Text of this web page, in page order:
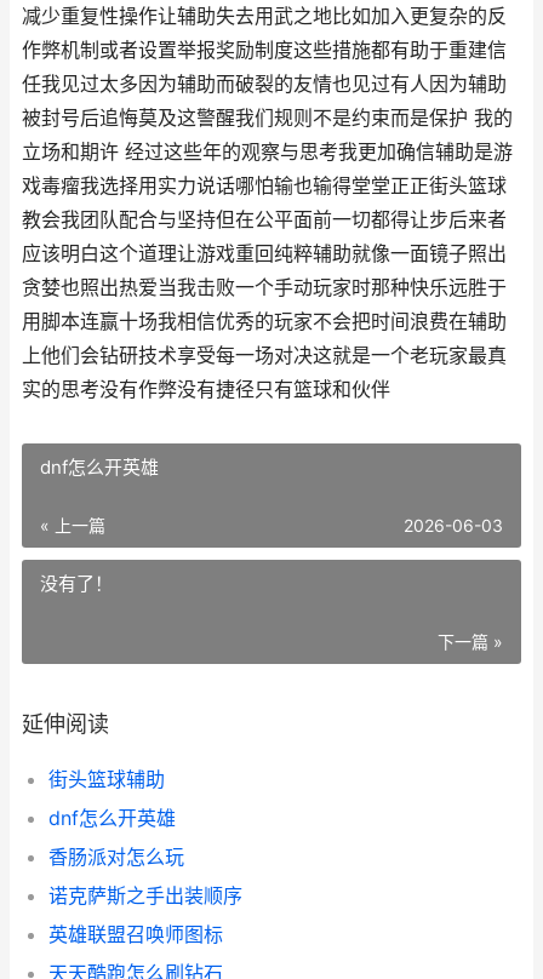
减少重复性操作让辅助失去用武之地比如加入更复杂的反
作弊机制或者设置举报奖励制度这些措施都有助于重建信
任我见过太多因为辅助而破裂的友情也见过有人因为辅助
被封号后追悔莫及这警醒我们规则不是约束而是保护 我的
立场和期许 经过这些年的观察与思考我更加确信辅助是游
戏毒瘤我选择用实力说话哪怕输也输得堂堂正正街头篮球
教会我团队配合与坚持但在公平面前一切都得让步后来者
应该明白这个道理让游戏重回纯粹辅助就像一面镜子照出
贪婪也照出热爱当我击败一个手动玩家时那种快乐远胜于
用脚本连赢十场我相信优秀的玩家不会把时间浪费在辅助
上他们会钻研技术享受每一场对决这就是一个老玩家最真
实的思考没有作弊没有捷径只有篮球和伙伴
dnf怎么开英雄
« 上一篇 2026-06-03
没有了！
下一篇 »
延伸阅读
街头篮球辅助
dnf怎么开英雄
香肠派对怎么玩
诺克萨斯之手出装顺序
英雄联盟召唤师图标
天天酷跑怎么刷钻石